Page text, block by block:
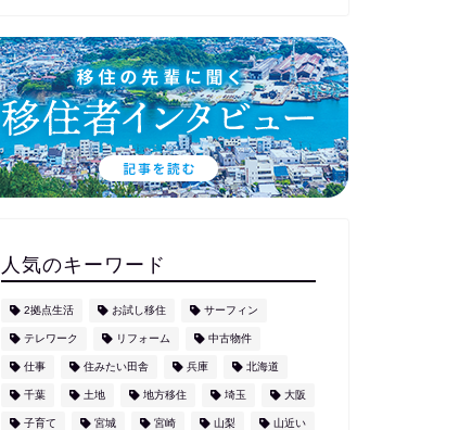
人気のキーワード
2拠点生活 お試し移住 サーフィン
テレワーク リフォーム 中古物件
仕事 住みたい田舎 兵庫 北海道
千葉 土地 地方移住 埼玉 大阪
子育て 宮城 宮崎 山梨 山近い